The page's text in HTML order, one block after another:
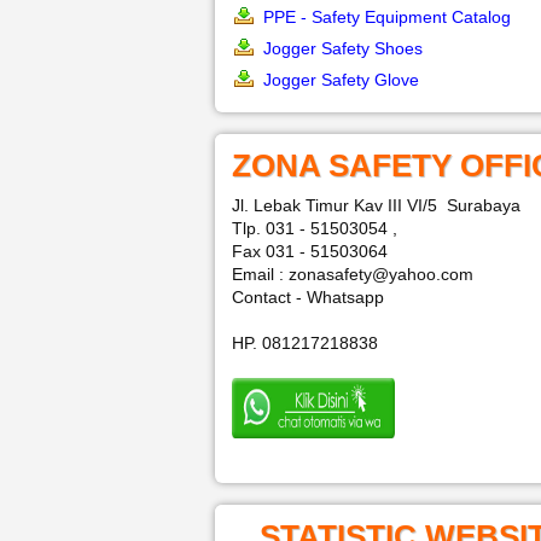
PPE - Safety Equipment Catalog
Jogger Safety Shoes
Jogger Safety Glove
ZONA SAFETY
Jl. Lebak Timur Kav III VI/5 Surabaya
Tlp. 031 - 51503054 ,
Fax 031 - 51503064
Email : zonasafety@yahoo.com
Contact - Whatsapp
HP. 081217218838